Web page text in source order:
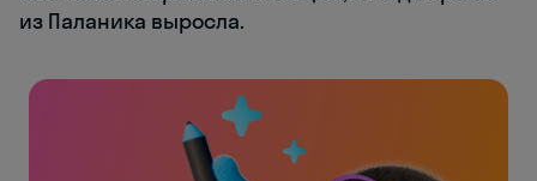
из Паланика выросла.